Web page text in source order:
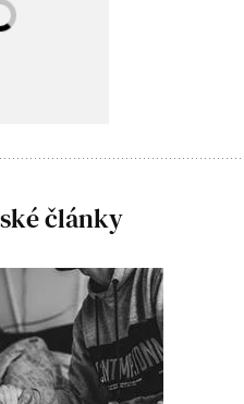
články